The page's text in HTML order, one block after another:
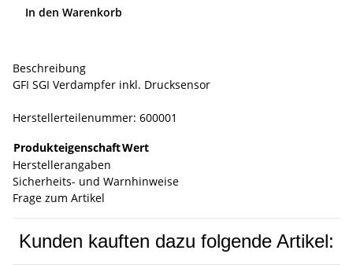
In den Warenkorb
Beschreibung
GFI SGI Verdampfer inkl. Drucksensor
Herstellerteilenummer: 600001
ProdukteigenschaftWert
Herstellerangaben
Sicherheits- und Warnhinweise
Frage zum Artikel
Kunden kauften dazu folgende Artikel: